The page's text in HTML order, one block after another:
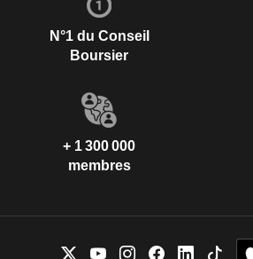
N°1 du Conseil
Boursier
+ 1 300 000
membres